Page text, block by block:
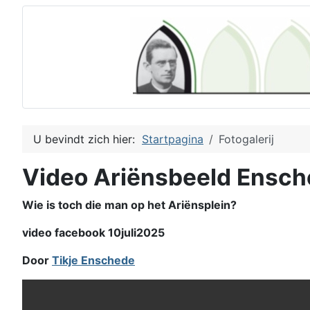
U bevindt zich hier: Startpagina Fotogalerij
Video Ariënsbeeld
Wie is toch die man op het Ariënsplein?
video facebook 10juli2025
Door Tikje Enschede